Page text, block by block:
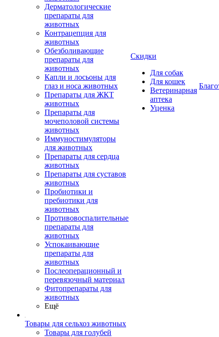
Дерматологические
препараты для
животных
Контрацепция для
животных
Обезболивающие
препараты для
животных
Капли и лосьоны для
глаз и носа животных
Препараты для ЖКТ
животных
Препараты для
мочеполовой системы
животных
Иммуностимуляторы
для животных
Препараты для сердца
животных
Препараты для суставов
животных
Пробиотики и
пребиотики для
животных
Противовоспалительные
препараты для
животных
Успокаивающие
препараты для
животных
Послеоперационный и
перевязочный материал
Фитопрепараты для
животных
Ещё
Товары для сельхоз животных
Товары для голубей
Скидки
Для собак
Для кошек
Ветеринарная
аптека
Уценка